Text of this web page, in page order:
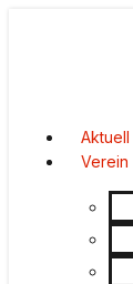
Aktuell
Verein